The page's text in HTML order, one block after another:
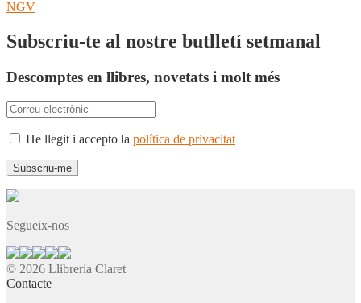
d'entrades
anterior:
Pròxima
NGV
Subscriu-te al nostre butlletí setmanal
Descomptes en llibres, novetats i molt més
He llegit i accepto la política de privacitat
Segueix-nos
© 2026 Llibreria Claret
Contacte